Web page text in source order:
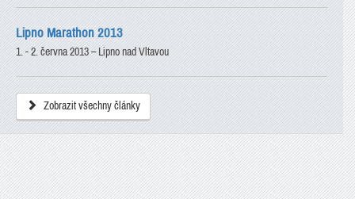
Lipno Marathon 2013
1. - 2. června 2013 – Lipno nad Vltavou
Zobrazit všechny články